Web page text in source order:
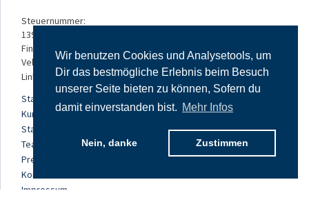
Wir benutzen Cookies und Analysetools, um
Dir das bestmögliche Erlebnis beim Besuch
unserer Seite bieten zu können, Sofern du
damit einverstanden bist. Mehr Infos
Nein, danke Zustimmen
Steuernummer:
139/5234/3050
Finanzamt:
Velbert
Links:
Startseite
Kursangebot
Standorte
Team
Preise
Kontakt
Impressum